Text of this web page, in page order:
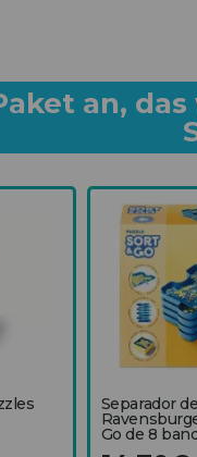
an,
Separador
Go de 8